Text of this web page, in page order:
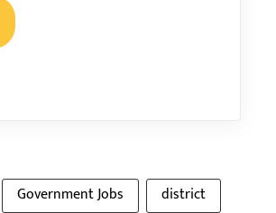
Government Jobs
district